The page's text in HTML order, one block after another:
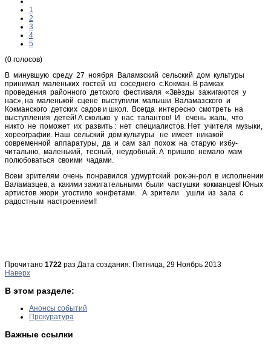
1
2
3
4
5
(0 голосов)
В минувшую среду 27 ноября Валамзский сельский дом культуры
принимал маленьких гостей из соседнего с.Кокман. В рамках
проведения районного детского фестиваля «Звёзды зажигаются у
нас», на маленькой сцене выступили малыши Валамазского и
Кокманского детских садов и школ. Всегда интересно смотреть на
выступления детей! А сколько у нас талантов! И очень жаль, что
никто не поможет их развить : нет специалистов. Нет учителя музыки,
хореографии. Наш сельский дом культуры не имеет никакой
современной аппаратуры, да и сам зал похож на старую избу-
читальню, маленький, тесный, неудобный. А пришло немало мам
полюбоваться своими чадами.
Всем зрителям очень понравился удмуртский рок-эн-рол в исполнении
Валамазцев, а какими зажигательными были частушки кокманцев! Юных
артистов жюри угостило конфетами. А зрители ушли из зала с
радостным настроением!!
Прочитано 1722 раз Дата создания: Пятница, 29 Ноябрь 2013
Наверх
В этом разделе:
Анонсы событий
Прокуратура
Важные ссылки